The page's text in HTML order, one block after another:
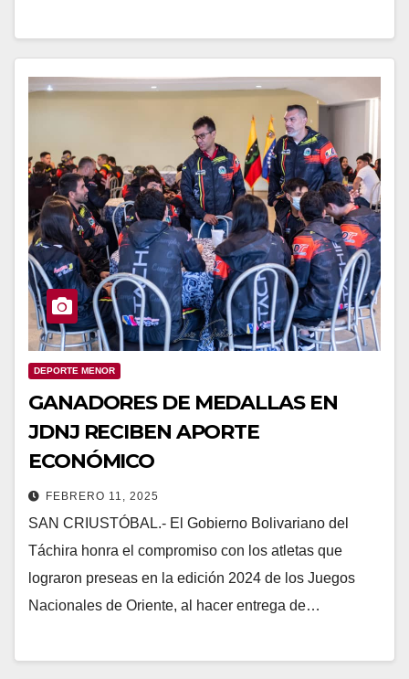
DEPORTE MENOR
GANADORES DE MEDALLAS EN
JDNJ RECIBEN APORTE
ECONÓMICO
FEBRERO 11, 2025
SAN CRIUSTÓBAL.- El Gobierno Bolivariano del
Táchira honra el compromiso con los atletas que
lograron preseas en la edición 2024 de los Juegos
Nacionales de Oriente, al hacer entrega de…